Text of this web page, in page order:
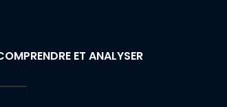
ET ANALYSER